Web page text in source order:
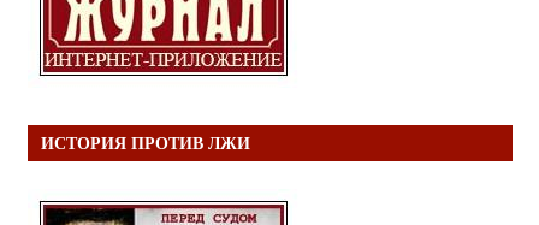
ИСТОРИЯ ПРОТИВ ЛЖИ